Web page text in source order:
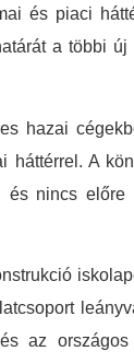
és piaci
a többi új
hazai
háttérrel. A
és nincs előre
az országos